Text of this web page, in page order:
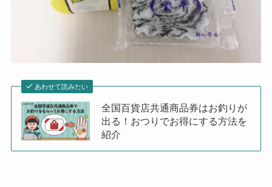
あわせて読みたい
全国百貨店共通商品券はお釣りが
出る！おつりでお得にする方法を
紹介